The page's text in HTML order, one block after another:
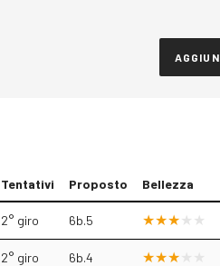
Tentativi Proposto Bellezza
2° giro 6b.5
2° giro 6b.4